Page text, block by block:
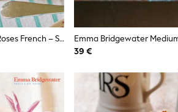
Emma Bridgewater – Granny's Roses French – Schüssel
39 €